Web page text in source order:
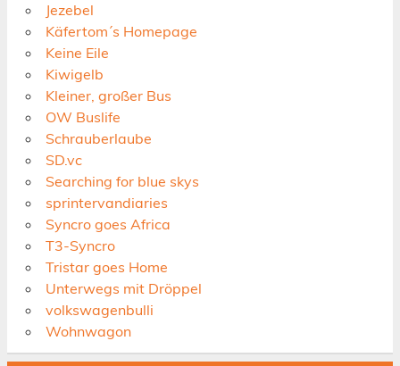
Jezebel
Käfertom´s Homepage
Keine Eile
Kiwigelb
Kleiner, großer Bus
OW Buslife
Schrauberlaube
SD.vc
Searching for blue skys
sprintervandiaries
Syncro goes Africa
T3-Syncro
Tristar goes Home
Unterwegs mit Dröppel
volkswagenbulli
Wohnwagon